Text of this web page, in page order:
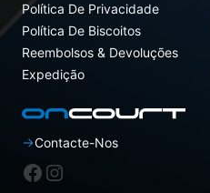
Política De Privacidade
Política De Biscoitos
Reembolsos & Devoluções
Expedição
Contacte-Nos
Facebook
Instagram